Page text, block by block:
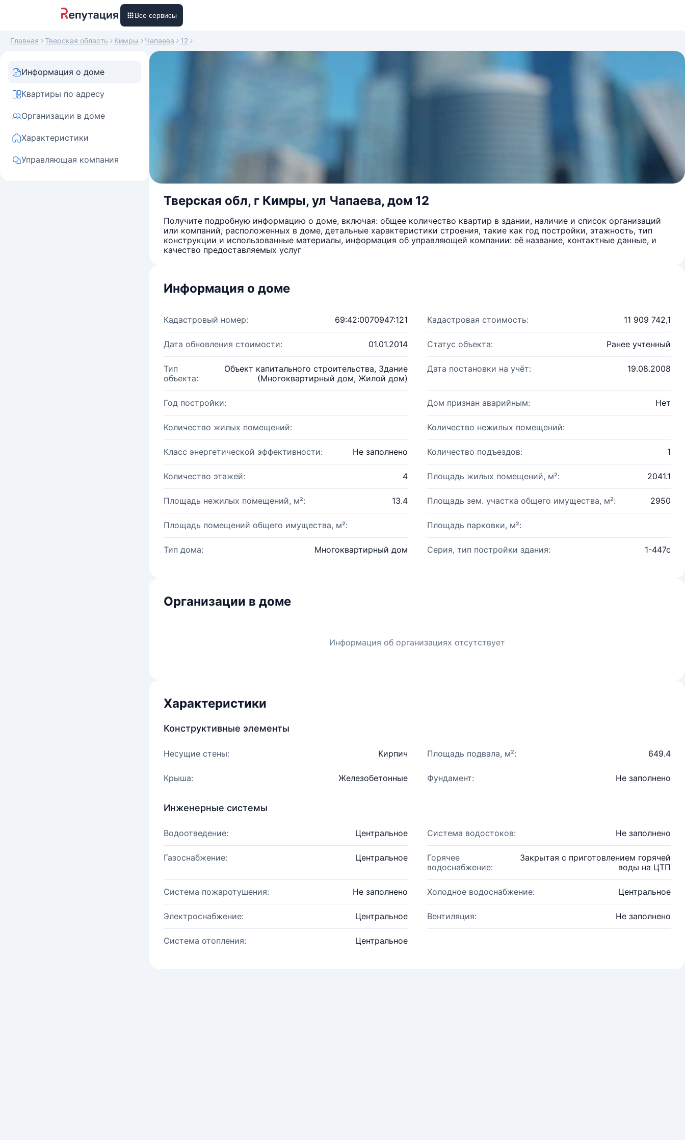
Все сервисы
Главная Тверская область Кимры Чапаева 12
Информация о доме
Квартиры по адресу
Организации в доме
Характеристики
Управляющая компания
Тверская обл, г Кимры, ул Чапаева, дом 12
Получите подробную информацию о доме, включая: общее количество квартир в здании, наличие и список организаций
или компаний, расположенных в доме, детальные характеристики строения, такие как год постройки, этажность, тип
конструкции и использованные материалы, информация об управляющей компании: её название, контактные данные, и
качество предоставляемых услуг
Информация о доме
Кадастровый номер: 69:42:0070947:121 Кадастровая стоимость: 11 909 742,1
Дата обновления стоимости: 01.01.2014 Статус объекта: Ранее учтенный
Тип
объекта:
Объект капитального строительства, Здание
(Многоквартирный дом, Жилой дом)
Дата постановки на учёт: 19.08.2008
Год постройки: Дом признан аварийным: Нет
Количество жилых помещений: Количество нежилых помещений:
Класс энергетической эффективности: Не заполнено Количество подъездов: 1
Количество этажей: 4 Площадь жилых помещений, м²: 2041.1
Площадь нежилых помещений, м²: 13.4 Площадь зем. участка общего имущества, м²: 2950
Площадь помещений общего имущества, м²: Площадь парковки, м²:
Тип дома: Многоквартирный дом Серия, тип постройки здания: 1-447с
Организации в доме
Информация об организациях отсутствует
Характеристики
Конструктивные элементы
Несущие стены: Кирпич Площадь подвала, м²: 649.4
Крыша: Железобетонные Фундамент: Не заполнено
Инженерные системы
Водоотведение: Центральное Система водостоков: Не заполнено
Газоснабжение: Центральное
Горячее
водоснабжение:
Закрытая с приготовлением горячей
воды на ЦТП
Система пожаротушения: Не заполнено Холодное водоснабжение: Центральное
Электроснабжение: Центральное Вентиляция: Не заполнено
Система отопления: Центральное